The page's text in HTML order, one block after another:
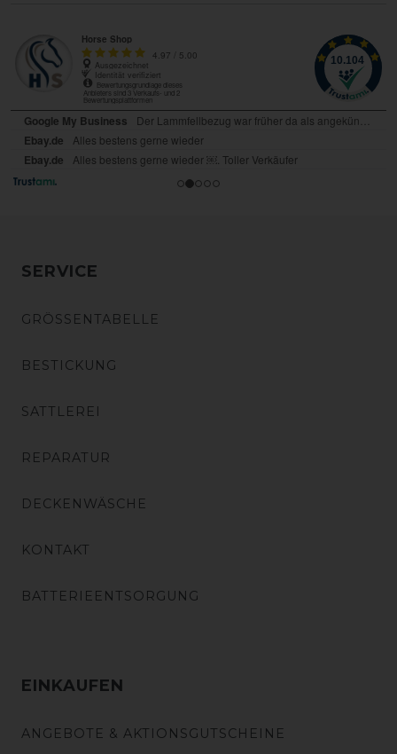
SERVICE
GRÖSSENTABELLE
BESTICKUNG
SATTLEREI
REPARATUR
DECKENWÄSCHE
KONTAKT
BATTERIEENTSORGUNG
EINKAUFEN
ANGEBOTE & AKTIONSGUTSCHEINE